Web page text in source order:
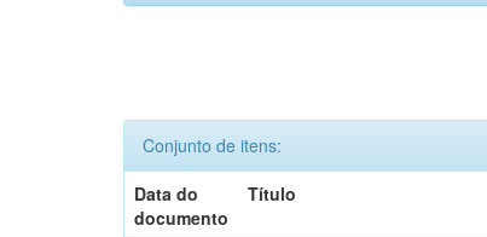
Conjunto de itens:
Data do
documento
Título